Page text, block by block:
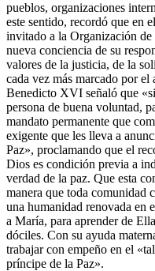
pueblos, organizaciones
este sentido, recordó que en
invitado a la Organización
nueva conciencia de su
valores de la justicia, de la
cada vez más marcado por
Benedicto XVI señaló que
persona de buena voluntad,
mandato permanente que
exigente que les lleva a
Paz», proclamando que el
Dios es condición previa a
verdad de la paz. Que esta
manera que toda comunidad
una humanidad renovada en
a María, para aprender de
dóciles. Con su ayuda
trabajar con empeño en el
príncipe de la Paz».